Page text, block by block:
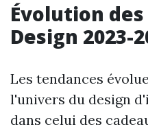
Évolution
Design 2023-
Les tendances
l'univers du design
dans celui des